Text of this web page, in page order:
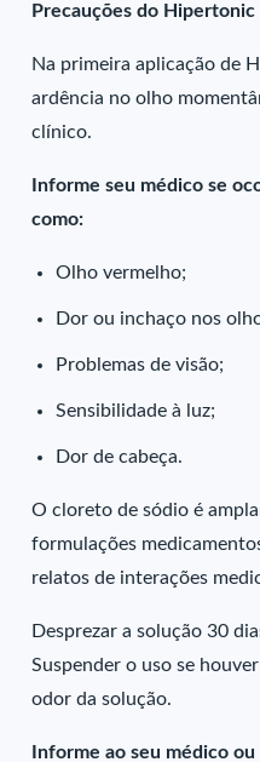
Precauções do Hipertonic
Na primeira aplicação de
ardência no olho
clínico.
Informe seu médico se
como:
Olho vermelho;
Dor ou inchaço nos
Problemas de visão;
Sensibilidade à luz;
Dor de cabeça.
O cloreto de sódio é
formulações
relatos de interações
Desprezar a solução 30
Suspender o uso se
odor da solução.
Informe ao seu médico